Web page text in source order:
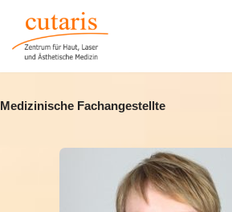
Zum
Inhalt
Medizinische Fachangestellte